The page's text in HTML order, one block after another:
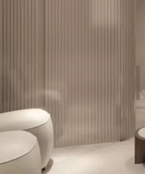
Parcerias Imobiliárias